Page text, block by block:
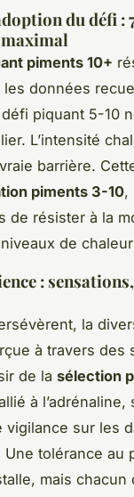
du défi :
piments 10+
données
piquant 5-10
L’intensité
barrière.
piments 3-10,
de résister à la
de
:
la
à travers des
de la sélection
à l’adrénaline,
vigilance sur les
tolérance au
mais